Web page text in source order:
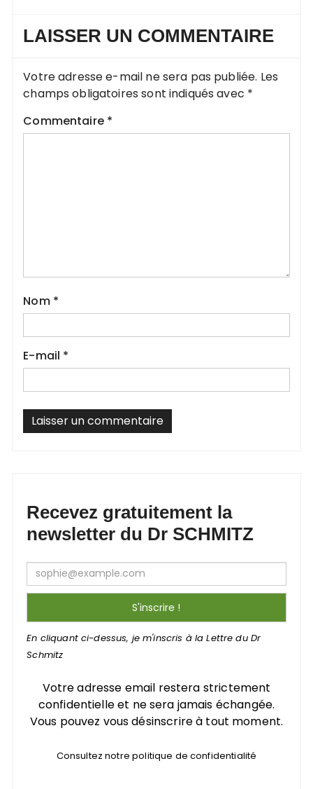
LAISSER UN COMMENTAIRE
Votre adresse e-mail ne sera pas publiée. Les
champs obligatoires sont indiqués avec *
Commentaire *
Nom *
E-mail *
Recevez gratuitement la
newsletter du Dr SCHMITZ
En cliquant ci-dessus, je m'inscris à la Lettre du Dr
Schmitz
Votre adresse email restera strictement
confidentielle et ne sera jamais échangée.
Vous pouvez vous désinscrire à tout moment.
Consultez notre politique de confidentialité